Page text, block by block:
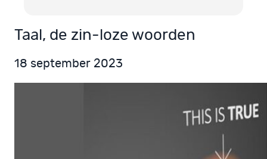
Taal, de zin-loze woorden
18 september 2023